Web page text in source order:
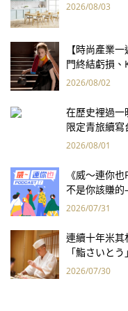
2026/08/03
【時尚產業
門終結虧損
報亮眼
2026/08/02
在歷史裡過一
限定青旅續
2026/08/01
《威～連你
不是你該賺
2026/07/31
連續十年米其
「鮨さいと
2026/07/30